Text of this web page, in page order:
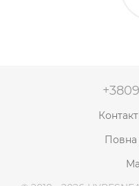
Повна